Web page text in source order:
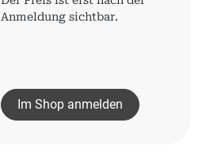
Anmeldung sichtbar.
Im Shop anmelden